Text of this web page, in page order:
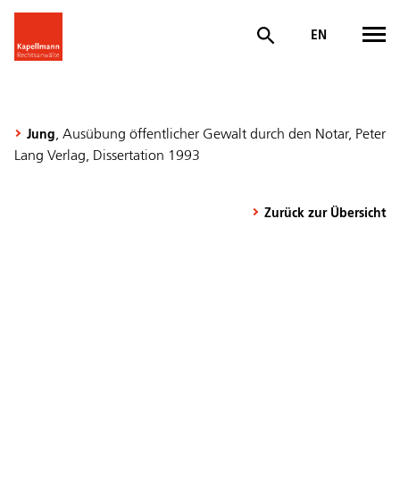
EN
Jung, Ausübung öffentlicher Gewalt durch den Notar, Peter
Lang Verlag, Dissertation 1993
Zurück zur Übersicht